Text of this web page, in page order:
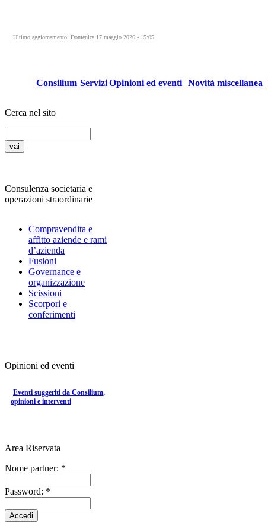
Ultimo aggiornamento: Domenica 17 maggio 2026 - 15:05
Consilium ServiziOpinioni ed eventi Novità miscellanea
Cerca nel sito
Consulenza societaria e
operazioni straordinarie
Compravendita e
affitto aziende e rami
d’azienda
Fusioni
Governance e
organizzazione
Scissioni
Scorpori e
conferimenti
Opinioni ed eventi
Eventi suggeriti da Consilium,
opinioni e interventi
Area Riservata
Nome partner: *
Password: *